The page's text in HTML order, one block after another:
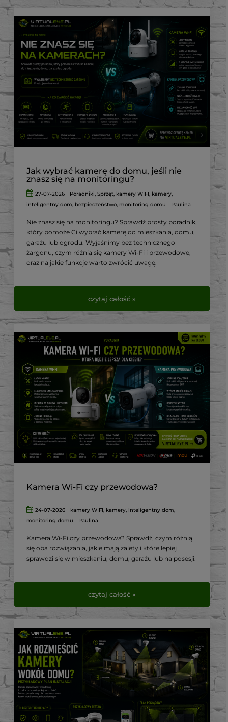
Jak wybrać kamerę do domu, jeśli nie
znasz się na monitoringu?
27-07-2026 Poradniki,Sprzęt, kamery WIFI, kamery,
inteligentny dom, bezpieczeństwo, monitoring domu Paulina
Nie znasz się na monitoringu? Sprawdź prosty poradnik,
który pomoże Ci wybrać kamerę do mieszkania, domu,
garażu lub ogrodu. Wyjaśnimy bez technicznego
żargonu, czym różnią się kamery Wi-Fi i przewodowe,
oraz na jakie funkcje warto zwrócić uwagę.
czytaj całość »
Kamera Wi-Fi czy przewodowa?
24-07-2026 kamery WIFI, kamery, inteligentny dom,
monitoring domu
Paulina
Kamera Wi-Fi czy przewodowa? Sprawdź, czym różnią
się oba rozwiązania, jakie mają zalety i które lepiej
sprawdzi się w mieszkaniu, domu, garażu lub na posesji.
czytaj całość »